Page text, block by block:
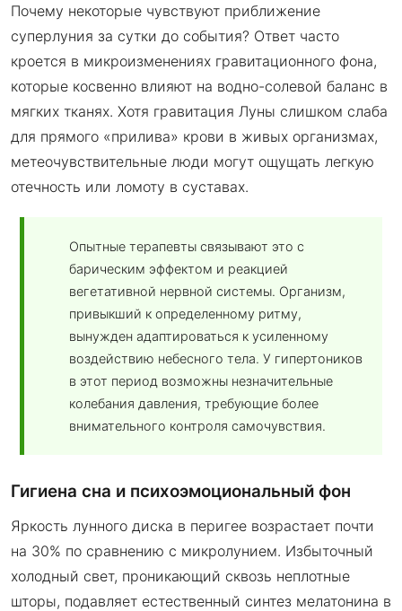
Почему некоторые чувствуют приближение
суперлуния за сутки до события? Ответ часто
кроется в микроизменениях гравитационного фона,
которые косвенно влияют на водно-солевой баланс в
мягких тканях. Хотя гравитация Луны слишком слаба
для прямого «прилива» крови в живых организмах,
метеочувствительные люди могут ощущать легкую
отечность или ломоту в суставах.
Опытные терапевты связывают это с
барическим эффектом и реакцией
вегетативной нервной системы. Организм,
привыкший к определенному ритму,
вынужден адаптироваться к усиленному
воздействию небесного тела. У гипертоников
в этот период возможны незначительные
колебания давления, требующие более
внимательного контроля самочувствия.
Гигиена сна и психоэмоциональный фон
Яркость лунного диска в перигее возрастает почти
на 30% по сравнению с микролунием. Избыточный
холодный свет, проникающий сквозь неплотные
шторы, подавляет естественный синтез мелатонина в